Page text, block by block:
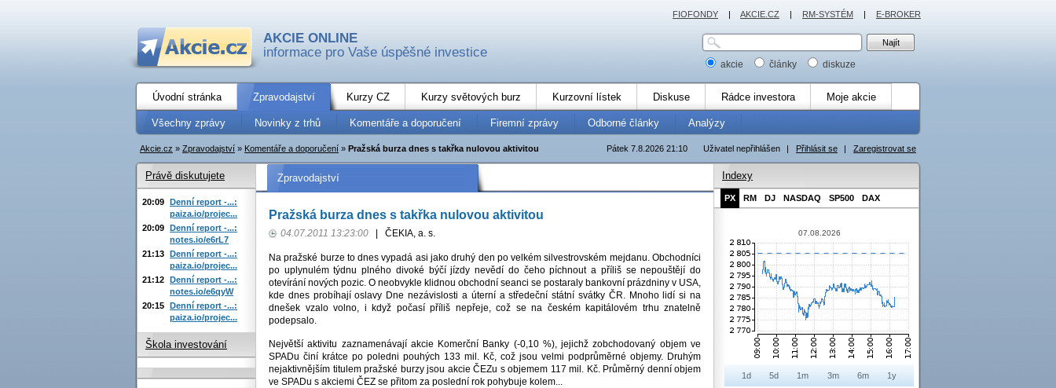
AKCIE ONLINE
informace pro Vaše úspěšné investice
akcie články diskuze
Úvodní stránka Zpravodajství Kurzy CZ Kurzy světových burz Kurzovní lístek Diskuse Rádce investora Moje akcie
Všechny zprávy Novinky z trhů Komentáře a doporučení Firemní zprávy Odborné články Analýzy
Uživatel nepřihlášen | Přihlásit se | Zaregistrovat se
Pátek 7.8.2026 21:10
Akcie.cz » Zpravodajství » Komentáře a doporučení » Pražská burza dnes s takřka nulovou aktivitou
Zpravodajství
Pražská burza dnes s takřka nulovou aktivitou
04.07.2011 13:23:00 ČEKIA, a. s.
Na pražské burze to dnes vypadá asi jako druhý den po velkém silvestrovském mejdanu. Obchodníci
po uplynulém týdnu plného divoké býčí jízdy nevědí do čeho píchnout a příliš se nepouštějí do
otevírání nových pozic. O neobvykle klidnou obchodní seanci se postaraly bankovní prázdniny v USA,
kde dnes probíhají oslavy Dne nezávislosti a úterní a středeční státní svátky ČR. Mnoho lidí si na
dnešek vzalo volno, i když počasí příliš nepřeje, což se na českém kapitálovém trhu znatelně
podepsalo.
Největší aktivitu zaznamenávají akcie Komerční Banky (-0,10 %), jejichž zobchodovaný objem ve
SPADu činí krátce po poledni pouhých 133 mil. Kč, což jsou velmi podprůměrné objemy. Druhým
nejaktivnějším titulem pražské burzy jsou akcie ČEZu s objemem 117 mil. Kč. Průměrný denní objem
ve SPADu s akciemi ČEZ se přitom za poslední rok pohybuje kolem...
Právě diskutujete
20:09 Denní report -...:
paiza.io/projec...
20:09 Denní report -...:
notes.io/e6rL7
21:13 Denní report -...:
paiza.io/projec...
21:12 Denní report -...:
notes.io/e6qyW
20:15 Denní report -...:
paiza.io/projec...
Škola investování
Indexy
PX RM DJ NASDAQ SP500 DAX
07.08.2026
1d 5d 1m 3m 6m 1y
FIOFONDY | AKCIE.CZ | RM-SYSTÉM | E-BROKER